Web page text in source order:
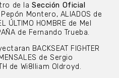
de la Sección Oficial
Montero, ALIADOS de
ÚLTIMO HOMBRE de Mel
de Fernando Trueba.
BACKSEAT FIGHTER
de Sergio
de Wi8lliam Oldroyd.